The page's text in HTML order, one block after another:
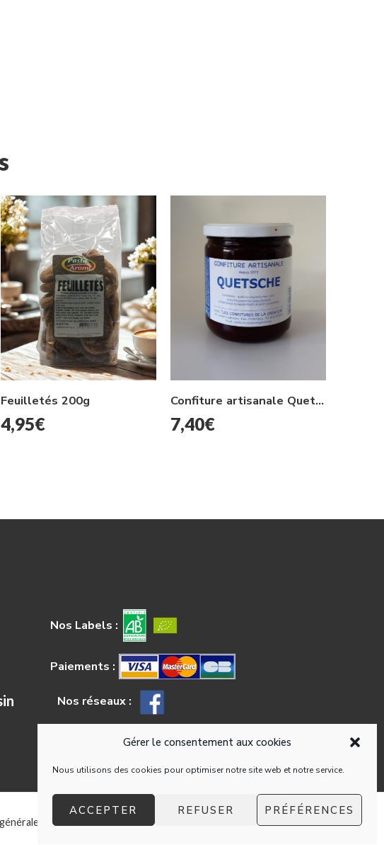
Gérer le consentement aux cookies
Nous utilisons des cookies pour optimiser notre site web et notre service.
ACCEPTER REFUSER PRÉFÉRENCES
Feuilletés 200g
4,95€
Confiture artisanale Quetsche 500g
7,40€
Nos Labels :
Paiements :
Nos réseaux :
d’utilisation Conditions générales de ventes aux particuliers